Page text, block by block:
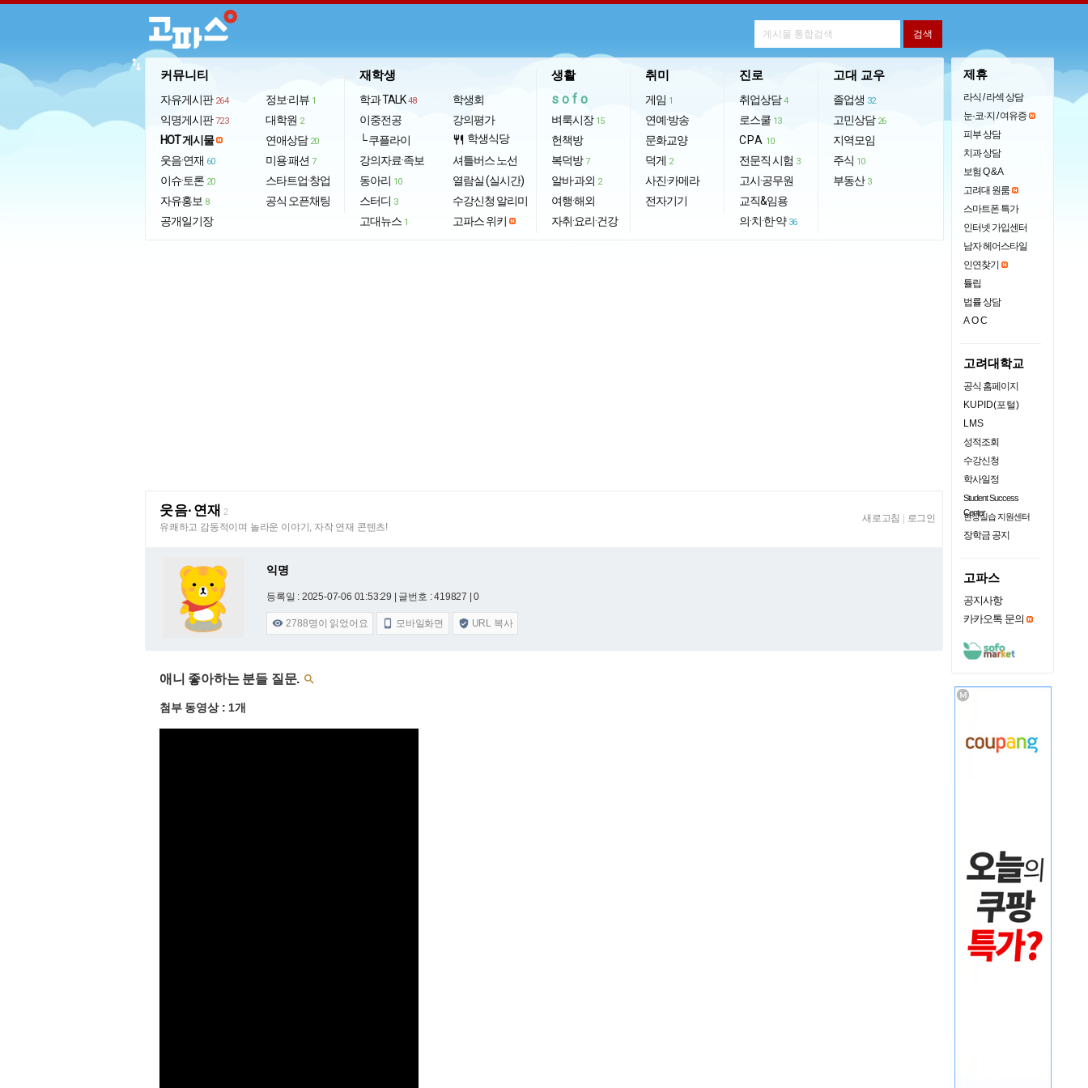
커뮤니티
자유게시판 264
익명게시판 723
HOT 게시물
웃음·연재 60
이슈·토론 20
자유홍보 8
공개일기장
정보·리뷰 1
대학원 2
연애상담 20
미용·패션 7
스타트업·창업
공식 오픈채팅
재학생
학과 TALK 48
이중전공
└ 쿠플라이
강의자료·족보
동아리 10
스터디 3
고대뉴스 1
학생회
강의평가
restaurant 학생식당
셔틀버스 노선
열람실 (실시간)
수강신청 알리미
고파스 위키
생활
sofo
벼룩시장 15
헌책방
복덕방 7
알바·과외 2
여행·해외
자취·요리·건강
취미
게임 1
연예·방송
문화교양
덕게 2
사진·카메라
전자기기
진로
취업상담 4
로스쿨 13
CPA 10
전문직 시험 3
고시·공무원
교직&임용
의·치·한·약 36
고대 교우
졸업생 32
고민상담 26
지역모임
주식 10
부동산 3
import_export
웃음·연재 2
유쾌하고 감동적이며 놀라운 이야기, 자작 연재 콘텐츠!
새로고침 로그인
익명
등록일 : 2025-07-06 01:53:29 | 글번호 : 419827 | 0
 2788명이 읽었어요  모바일화면  URL 복사
애니 좋아하는 분들 질문. 
첨부 동영상 : 1개
제휴
라식 / 라섹 상담
눈·코·지 / 여유증
피부 상담
치과 상담
보험 Q & A
고려대 원룸
스마트폰 특가
인터넷 가입센터
남자 헤어스타일
인연찾기
튤립
법률 상담
AOC
고려대학교
공식 홈페이지
KUPID(포털)
LMS
성적조회
수강신청
학사일정
Student Success
Center
현장실습 지원센터
장학금 공지
고파스
공지사항
카카오톡 문의